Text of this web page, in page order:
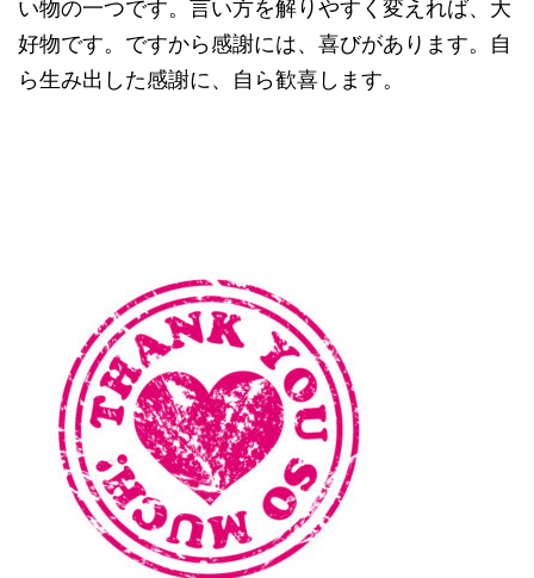
い物の一つです。言い方を解りやすく変えれば、大
好物です。ですから感謝には、喜びがあります。自
ら生み出した感謝に、自ら歓喜します。